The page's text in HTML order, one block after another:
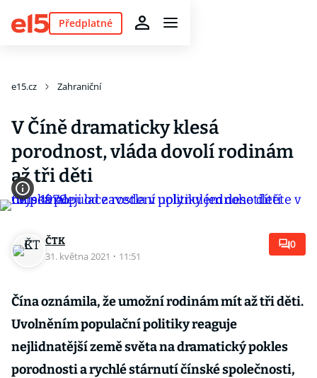
Předplatné
e15.cz Zahraniční
V Číně dramaticky klesá
porodnost, vláda dovolí rodinám
až tři děti
ČTK
31. května 2021 · 11:51
0
Čína oznámila, že umožní rodinám mít až tři děti.
Uvolněním populační politiky reaguje
nejlidnatější země světa na dramatický pokles
porodnosti a rychlé stárnutí čínské společnosti,